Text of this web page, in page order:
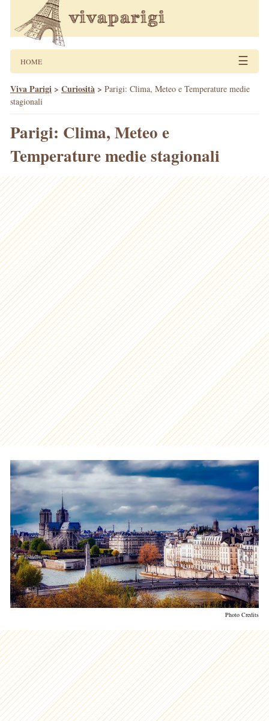
HOME ☰
Viva Parigi > Curiosità > Parigi: Clima, Meteo e Temperature medie
stagionali
Parigi: Clima, Meteo e
Temperature medie stagionali
Photo Credits